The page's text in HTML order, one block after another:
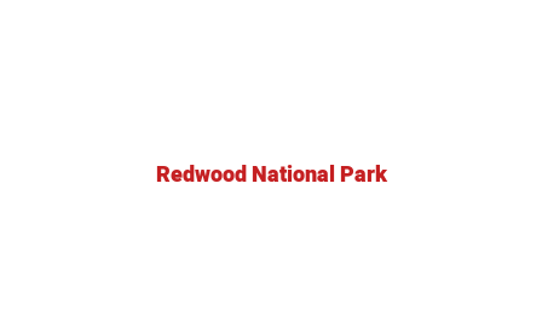
Redwood National Park